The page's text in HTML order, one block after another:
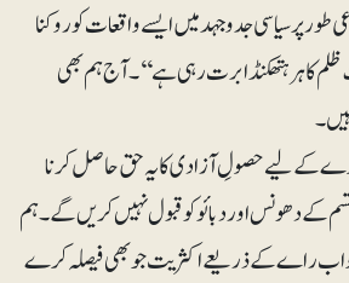
طور پر سیاسی جدوجہد میں ایسے واقعات کو روکنا
کا ہرہتھکنڈا برت رہی ہے‘‘۔آج ہم بھی
کے لیے حصولِ آزادی کا یہ حق حاصل کرنا
کے دھونس اور دبائو کو قبول نہیں کریں گے۔ ہم
راے کے ذریعے اکثریت جو بھی فیصلہ کرے